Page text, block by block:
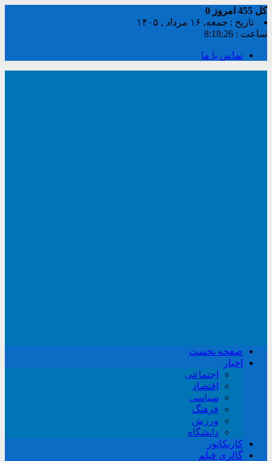
کل امروز 0
تاریخ : جمعه, ۱۶ مرداد , ۱۴۰۵
ساعت : 8:18:26
تماس با ما
صفحه نخست
اخبار
اجتماعی
اقتصاد
سیاسی
فرهنگ
ورزش
دانشگاه
کاریکاتور
گالری فیلم